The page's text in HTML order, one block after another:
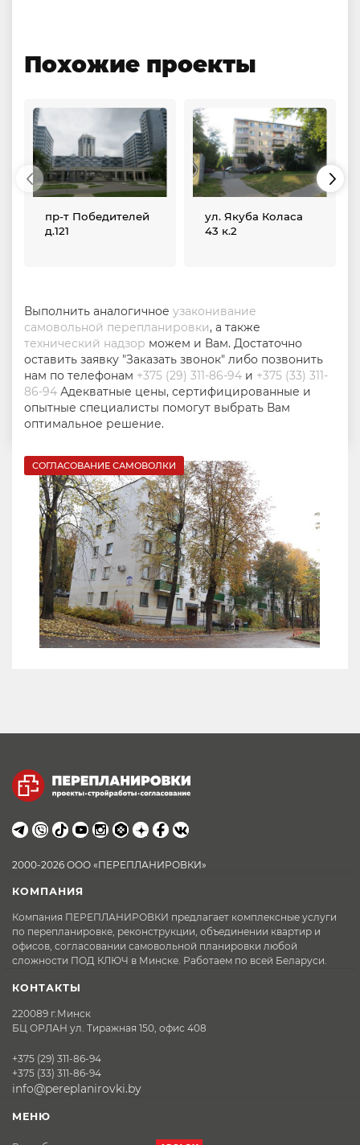
Похожие проекты
пр-т Победителей
д.121
ул. Якуба Коласа
43 к.2
Выполнить аналогичное узаконивание
самовольной перепланировки, а также
технический надзор можем и Вам. Достаточно
оставить заявку "Заказать звонок" либо позвонить
нам по телефонам +375 (29) 311-86-94 и +375 (33) 311-
86-94 Адекватные цены, сертифицированные и
опытные специалисты помогут выбрать Вам
оптимальное решение.
СОГЛАСОВАНИЕ САМОВОЛКИ
2000-2026 ООО «ПЕРЕПЛАНИРОВКИ»
КОМПАНИЯ
Компания ПЕРЕПЛАНИРОВКИ предлагает комплексные услуги
по перепланировке, реконструкции, объединении квартир и
офисов, согласовании самовольной планировки любой
сложности ПОД КЛЮЧ в Минске. Работаем по всей Беларуси.
КОНТАКТЫ
220089 г.Минск
БЦ ОРЛАН ул. Тиражная 150, офис 408
+375 (29) 311-86-94
+375 (33) 311-86-94
info@pereplanirovki.by
МЕНЮ